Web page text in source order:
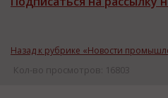
Назад к рубрике «Новости
Кол-во просмотров: 16803